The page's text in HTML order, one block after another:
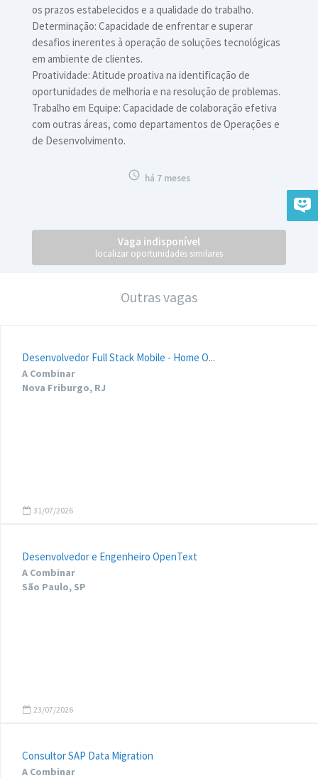
os prazos estabelecidos e a qualidade do trabalho.
Determinação: Capacidade de enfrentar e superar
desafios inerentes à operação de soluções tecnológicas
em ambiente de clientes.
Proatividade: Atitude proativa na identificação de
oportunidades de melhoria e na resolução de problemas.
Trabalho em Equipe: Capacidade de colaboração efetiva
com outras áreas, como departamentos de Operações e
de Desenvolvimento.
 há 7 meses
Vaga indisponível
localizar oportunidades similares
Outras vagas
Desenvolvedor Full Stack Mobile - Home O...
A Combinar
Nova Friburgo, RJ
31/07/2026
Desenvolvedor e Engenheiro OpenText
A Combinar
São Paulo, SP
23/07/2026
Consultor SAP Data Migration
A Combinar